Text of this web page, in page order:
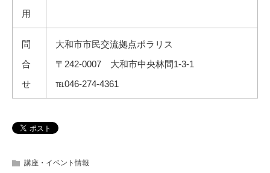
用
問
合
せ
大和市市民交流拠点ポラリス
〒242-0007 大和市中央林間1-3-1
℡046‐274-4361
講座・イベント情報